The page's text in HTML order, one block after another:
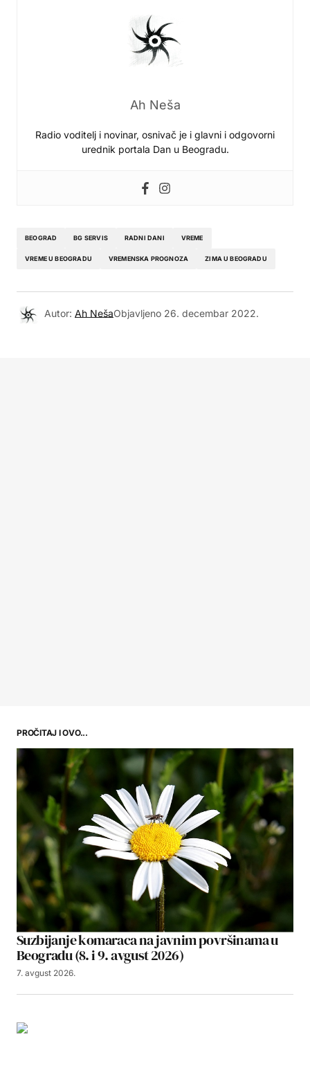
Ah Neša
Radio voditelj i novinar, osnivač je i glavni i odgovorni
urednik portala Dan u Beogradu.
BEOGRAD BG SERVIS RADNI DANI VREME
VREME U BEOGRADU VREMENSKA PROGNOZA ZIMA U BEOGRADU
Autor: Ah NešaObjavljeno 26. decembar 2022.
PROČITAJ I OVO...
Suzbijanje komaraca na javnim površinama u
Beogradu (8. i 9. avgust 2026)
7. avgust 2026.